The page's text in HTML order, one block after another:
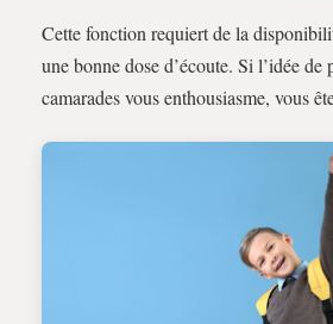
Cette fonction requiert de la
une bonne dose d’écoute. Si l’idée
camarades vous enthousiasme, vous